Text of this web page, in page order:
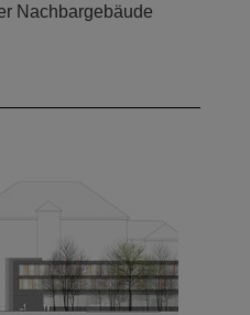
Nachbargebäude